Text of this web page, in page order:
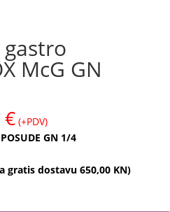
McG GN
€Raspon
cijena:
od
7,17 €
do
(+PDV)
GN 1/4
gratis dostavu 650,00 KN)